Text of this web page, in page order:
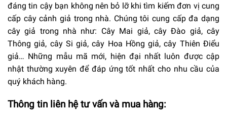
đáng tin cậy bạn không nên bỏ lỡ khi tìm kiếm đơn vị cung
cấp cây cảnh giả trong nhà. Chúng tôi cung cấp đa dạng
cây giả trong nhà như: Cây Mai giả, cây Đào giả, cây
Thông giả, cây Si giả, cây Hoa Hồng giả, cây Thiên Điểu
giả… Những mẫu mã mới, hiện đại nhất luôn được cập
nhật thường xuyên để đáp ứng tốt nhất cho nhu cầu của
quý khách hàng.
Thông tin liên hệ tư vấn và mua hàng: